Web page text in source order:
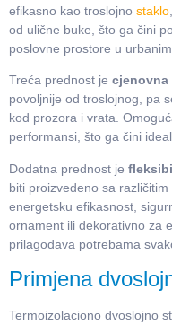
efikasno kao troslojno staklo
od ulične buke, što ga čini
poslovne prostore u
Treća prednost je
povoljnije od troslojnog, pa
kod prozora i vrata.
performansi, što ga čini
Dodatna prednost je
biti proizvedeno sa
energetsku efikasnost,
ornament ili dekorativno za
prilagođava potrebama
Primjena
Termoizolaciono dvoslojno